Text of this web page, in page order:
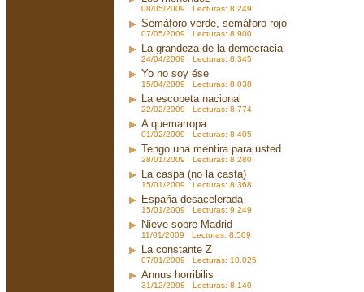
08/05/2009 Lecturas: 8.249
Semáforo verde, semáforo rojo
07/05/2009 Lecturas: 8.900
La grandeza de la democracia
24/04/2009 Lecturas: 8.345
Yo no soy ése
15/04/2009 Lecturas: 8.038
La escopeta nacional
22/02/2009 Lecturas: 8.774
A quemarropa
01/02/2009 Lecturas: 8.405
Tengo una mentira para usted
28/01/2009 Lecturas: 8.280
La caspa (no la casta)
15/01/2009 Lecturas: 8.368
España desacelerada
15/01/2009 Lecturas: 9.249
Nieve sobre Madrid
11/01/2009 Lecturas: 8.509
La constante Z
07/01/2009 Lecturas: 10.025
Annus horribilis
31/12/2008 Lecturas: 8.140